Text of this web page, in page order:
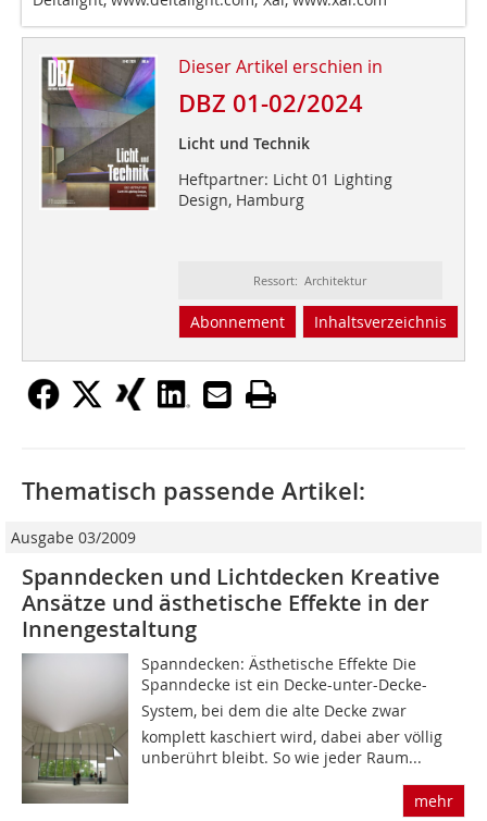
Dieser Artikel erschien in
DBZ 01-02/2024
Licht und Technik
Heftpartner: Licht 01 Lighting
Design, Hamburg
Ressort: Architektur
Abonnement Inhaltsverzeichnis
Thematisch passende Artikel:
Ausgabe 03/2009
Spanndecken und Lichtdecken Kreative
Ansätze und ästhetische Effekte in der
Innengestaltung
Spanndecken: Ästhetische Effekte Die
Spanndecke ist ein Decke-unter-Decke-
System, bei dem die alte Decke zwar
komplett kaschiert wird, dabei aber völlig
unberührt bleibt. So wie jeder Raum...
mehr